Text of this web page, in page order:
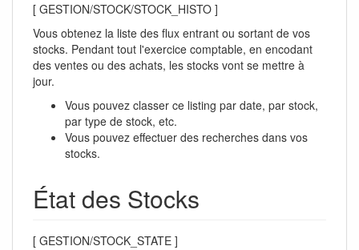
[ GESTION/STOCK/STOCK_HISTO ]
Vous obtenez la liste des flux entrant ou sortant de vos
stocks. Pendant tout l'exercice comptable, en encodant
des ventes ou des achats, les stocks vont se mettre à
jour.
Vous pouvez classer ce listing par date, par stock,
par type de stock, etc.
Vous pouvez effectuer des recherches dans vos
stocks.
État des Stocks
[ GESTION/STOCK_STATE ]